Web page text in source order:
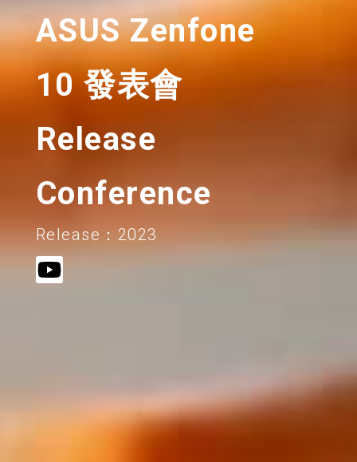
ASUSZenfone
10發表會
Release
Conference
Release：2023